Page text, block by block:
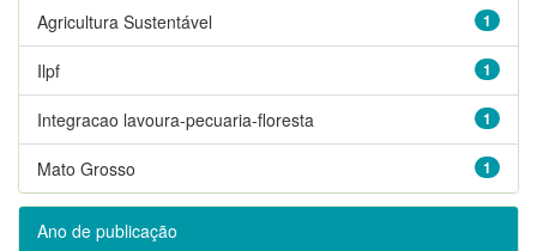
1
Agricultura Sustentável
1
Ilpf
1
Integracao lavoura-pecuaria-floresta
1
Mato Grosso
Ano de publicação